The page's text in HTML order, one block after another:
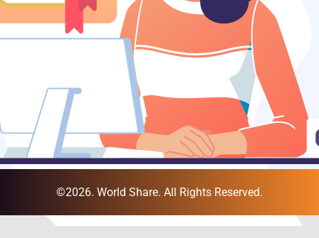
©2026. World Share. All Rights Reserved.